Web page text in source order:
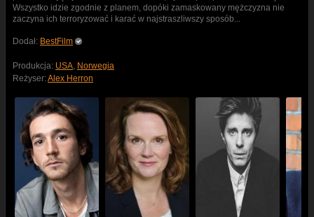
Wszystko idzie zgodnie z planem, dopóki zamaskowany mężczyzna nie
zaczyna ich terroryzować i karać w najstraszliwszy sposób...
Dodał: BestFilm
Produkcja: USA, Norwegia
Reżyser:Alex Herron